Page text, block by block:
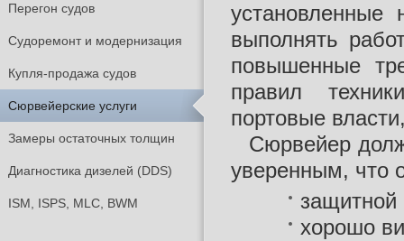
Перегон судов
Судоремонт и модернизация
Купля-продажа судов
Сюрвейерские услуги
Замеры остаточных толщин
Диагностика дизелей (DDS)
ISM, ISPS, MLC, BWM
выполнять
повышенные
правил
портовые
Сюрвейер
уверенным, что
защитной
хорошо